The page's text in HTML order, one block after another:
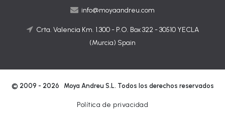
info@moyaandreu.com
Crta. Valencia Km. 1.300 - P.O. Box 322 - 30510 YECLA
(Murcia) Spain
© 2009 - 2026 Moya Andreu S.L. Todos los derechos reservados
Política de privacidad